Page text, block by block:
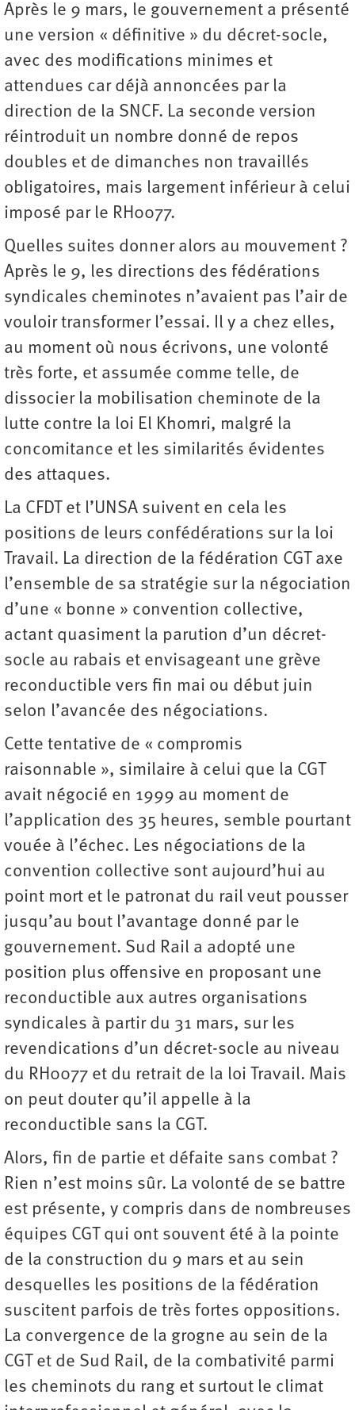
Après le 9 mars, le gouvernement a présenté
une version « définitive » du décret-socle,
avec des modifications minimes et
attendues car déjà annoncées par la
direction de la SNCF. La seconde version
réintroduit un nombre donné de repos
doubles et de dimanches non travaillés
obligatoires, mais largement inférieur à celui
imposé par le RH0077.
Quelles suites donner alors au mouvement ?
Après le 9, les directions des fédérations
syndicales cheminotes n’avaient pas l’air de
vouloir transformer l’essai. Il y a chez elles,
au moment où nous écrivons, une volonté
très forte, et assumée comme telle, de
dissocier la mobilisation cheminote de la
lutte contre la loi El Khomri, malgré la
concomitance et les similarités évidentes
des attaques.
La CFDT et l’UNSA suivent en cela les
positions de leurs confédérations sur la loi
Travail. La direction de la fédération CGT axe
l’ensemble de sa stratégie sur la négociation
d’une « bonne » convention collective,
actant quasiment la parution d’un décret-
socle au rabais et envisageant une grève
reconductible vers fin mai ou début juin
selon l’avancée des négociations.
Cette tentative de « compromis
raisonnable », similaire à celui que la CGT
avait négocié en 1999 au moment de
l’application des 35 heures, semble pourtant
vouée à l’échec. Les négociations de la
convention collective sont aujourd’hui au
point mort et le patronat du rail veut pousser
jusqu’au bout l’avantage donné par le
gouvernement. Sud Rail a adopté une
position plus offensive en proposant une
reconductible aux autres organisations
syndicales à partir du 31 mars, sur les
revendications d’un décret-socle au niveau
du RH0077 et du retrait de la loi Travail. Mais
on peut douter qu’il appelle à la
reconductible sans la CGT.
Alors, fin de partie et défaite sans combat ?
Rien n’est moins sûr. La volonté de se battre
est présente, y compris dans de nombreuses
équipes CGT qui ont souvent été à la pointe
de la construction du 9 mars et au sein
desquelles les positions de la fédération
suscitent parfois de très fortes oppositions.
La convergence de la grogne au sein de la
CGT et de Sud Rail, de la combativité parmi
les cheminots du rang et surtout le climat